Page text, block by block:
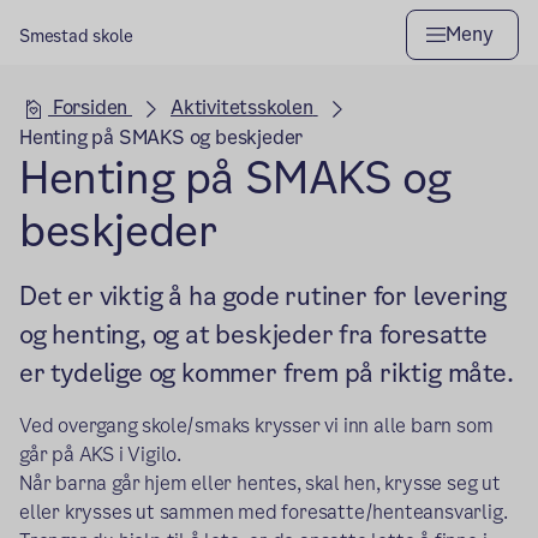
Smestad skole Meny
Hovedseksjon
Forsiden
Aktivitetsskolen
Henting på SMAKS og beskjeder
Henting på SMAKS og
beskjeder
Det er viktig å ha gode rutiner for levering
og henting, og at beskjeder fra foresatte
er tydelige og kommer frem på riktig måte.
Ved overgang skole/smaks krysser vi inn alle barn som
går på AKS i Vigilo.
Når barna går hjem eller hentes, skal hen, krysse seg ut
eller krysses ut sammen med foresatte/henteansvarlig.